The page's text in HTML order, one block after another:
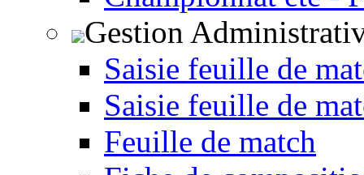
Gestion
Saisie feuille de
Saisie feuille de
Feuille de match